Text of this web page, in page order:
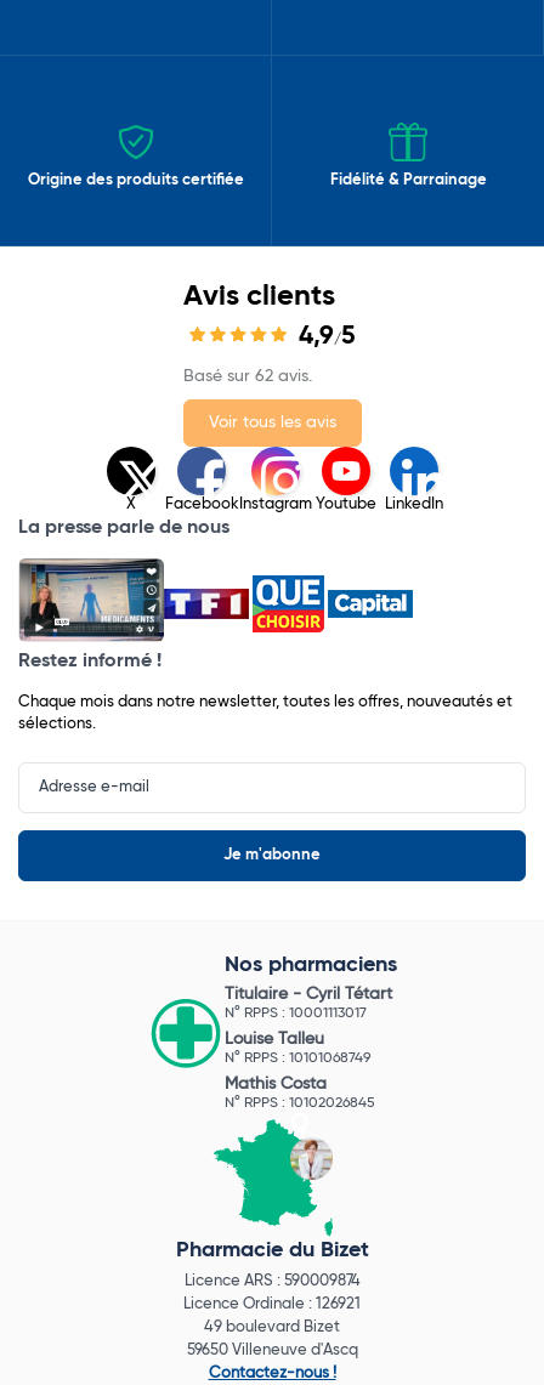
Origine des produits certifiée Fidélité & Parrainage
Avis clients
4,9/5
Basé sur 62 avis.
Voir tous les avis
X Facebook Instagram Youtube LinkedIn
La presse parle de nous
Restez informé !
Chaque mois dans notre newsletter, toutes les offres, nouveautés et
sélections.
Input
Newsletter
Nos pharmaciens
Titulaire - Cyril Tétart
N° RPPS : 10001113017
Louise Talleu
N° RPPS : 10101068749
Mathis Costa
N° RPPS : 10102026845
Pharmacie du Bizet
Licence ARS : 590009874
Licence Ordinale : 126921
49 boulevard Bizet
59650 Villeneuve d'Ascq
Contactez-nous !